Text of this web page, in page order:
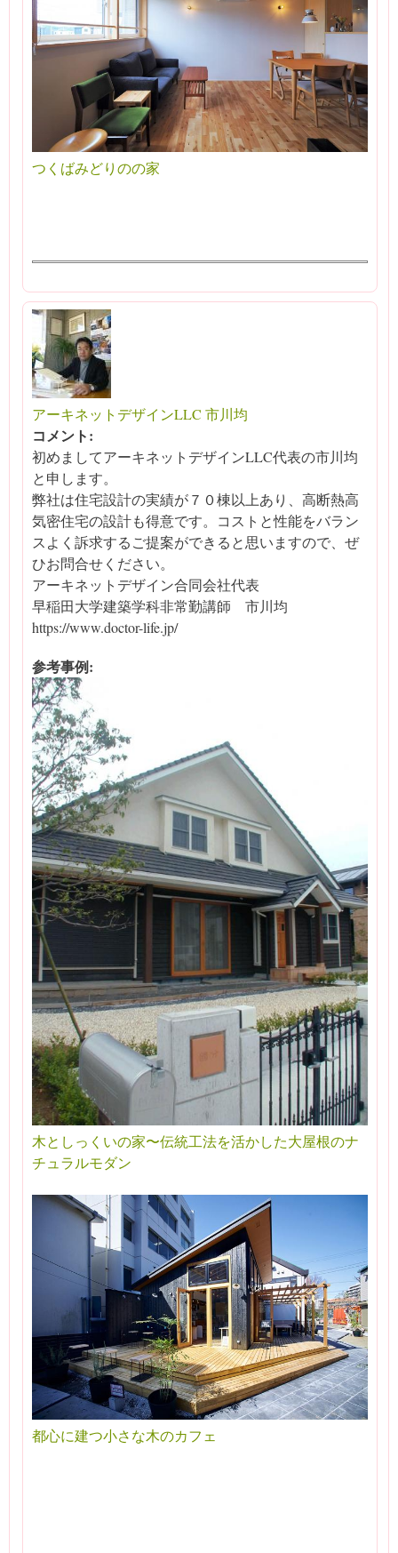
つくばみどりのの家
アーキネットデザインLLC 市川均
コメント:
初めましてアーキネットデザインLLC代表の市川均
と申します。
弊社は住宅設計の実績が７０棟以上あり、高断熱高
気密住宅の設計も得意です。コストと性能をバラン
スよく訴求するご提案ができると思いますので、ぜ
ひお問合せください。
アーキネットデザイン合同会社代表
早稲田大学建築学科非常勤講師 市川均
https://www.doctor-life.jp/
参考事例:
木としっくいの家〜伝統工法を活かした大屋根のナ
チュラルモダン
都心に建つ小さな木のカフェ